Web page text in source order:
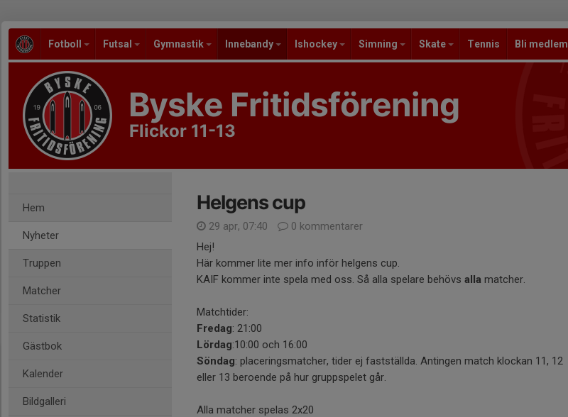
Fotboll Futsal Gymnastik Innebandy Ishockey Simning Skate Tennis Bli medlem
Byske Fritidsförening
Flickor 11-13
Hem
Nyheter
Truppen
Matcher
Statistik
Gästbok
Kalender
Bildgalleri
Helgens cup
29 apr, 07:40
0 kommentarer
Hej!
Här kommer lite mer info inför helgens cup.
KAIF kommer inte spela med oss. Så alla spelare behövs alla matcher.
Matchtider:
Fredag: 21:00
Lördag:10:00 och 16:00
Söndag: placeringsmatcher, tider ej fastställda. Antingen match klockan 11, 12
eller 13 beroende på hur gruppspelet går.
Alla matcher spelas 2x20